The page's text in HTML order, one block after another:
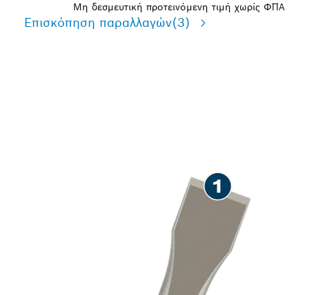
Μη δεσμευτική προτεινόμενη τιμή χωρίς ΦΠΑ
Επισκόπηση παραλλαγών(3)